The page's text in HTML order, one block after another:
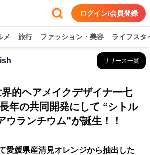
ログイン/会員登録
メ 旅行 ファッション・美容 ライフスタ
リリース一覧
的ヘアメイクデザイナー七
年の共同開発にして “シトル
ウランチウム”が誕生！！
愛媛県産清見オレンジから抽出した